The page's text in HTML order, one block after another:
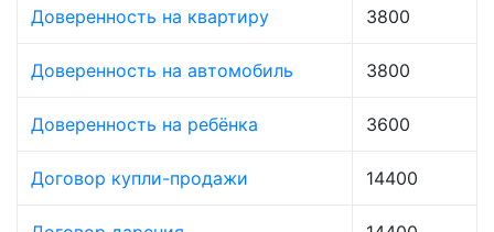
Доверенность на квартиру 3800
Доверенность на автомобиль 3800
Доверенность на ребёнка 3600
Договор купли-продажи 14400